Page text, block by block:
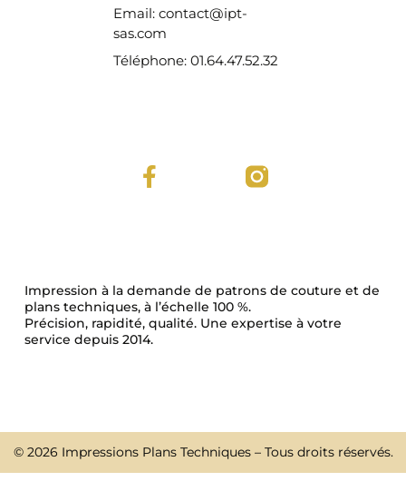
Impression à la demande de patrons de couture et de
plans techniques, à l’échelle 100 %.
Précision, rapidité, qualité. Une expertise à votre
service depuis 2014.
Email: contact@ipt-
sas.com
Téléphone: 01.64.47.52.32
© 2026 Impressions Plans Techniques – Tous droits réservés.